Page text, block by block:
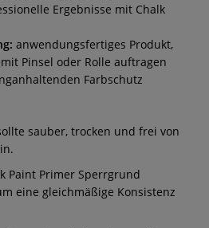
Ergebnisse mit Chalk
anwendungsfertiges Produkt,
Pinsel oder Rolle auftragen
Farbschutz
sauber, trocken und frei von
Paint Primer Sperrgrund
eine gleichmäßige Konsistenz